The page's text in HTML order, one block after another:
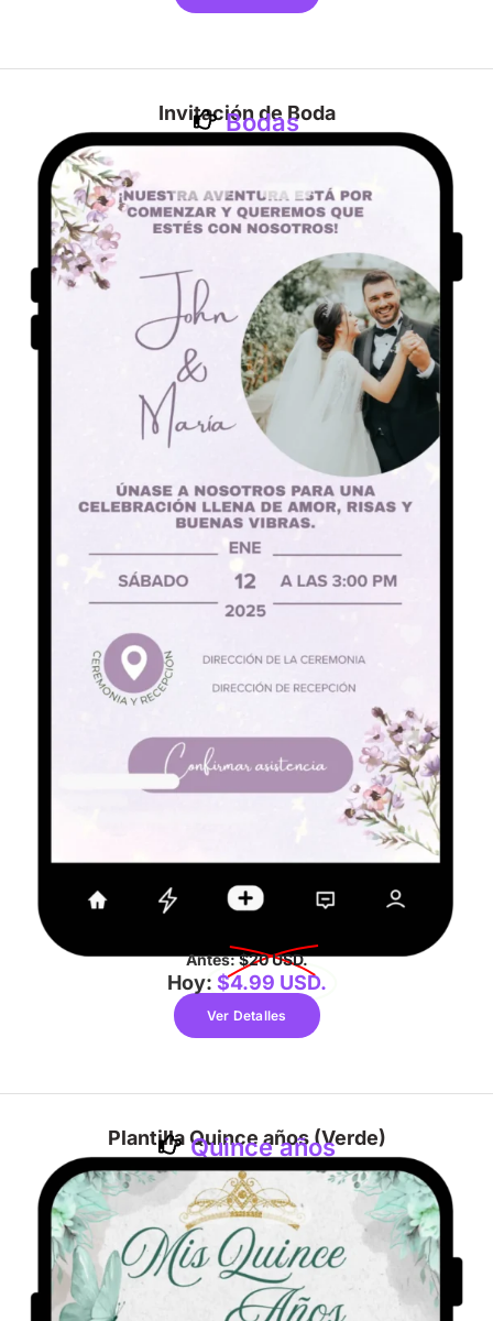
Invitación de Boda
Bodas
Hoy: $4.99 USD.
Ver Detalles
Antes:$20 USD.
Plantilla Quince años (Verde)
Quince años